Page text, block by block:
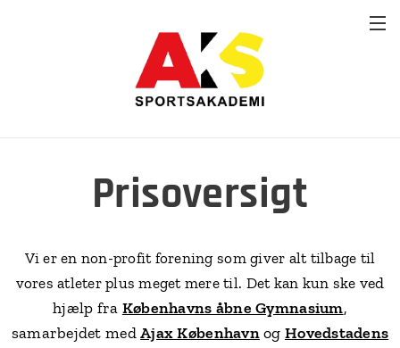
Prisoversigt
Vi er en non-profit forening som giver alt tilbage til
vores atleter plus meget mere til. Det kan kun ske ved
hjælp fra Københavns åbne Gymnasium,
samarbejdet medAjax Københavnog Hovedstadens